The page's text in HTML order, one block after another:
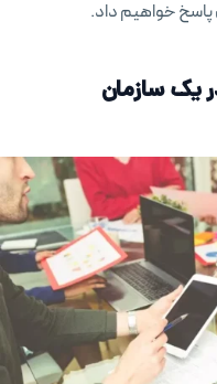
خواهیم داد.
یک سازمان